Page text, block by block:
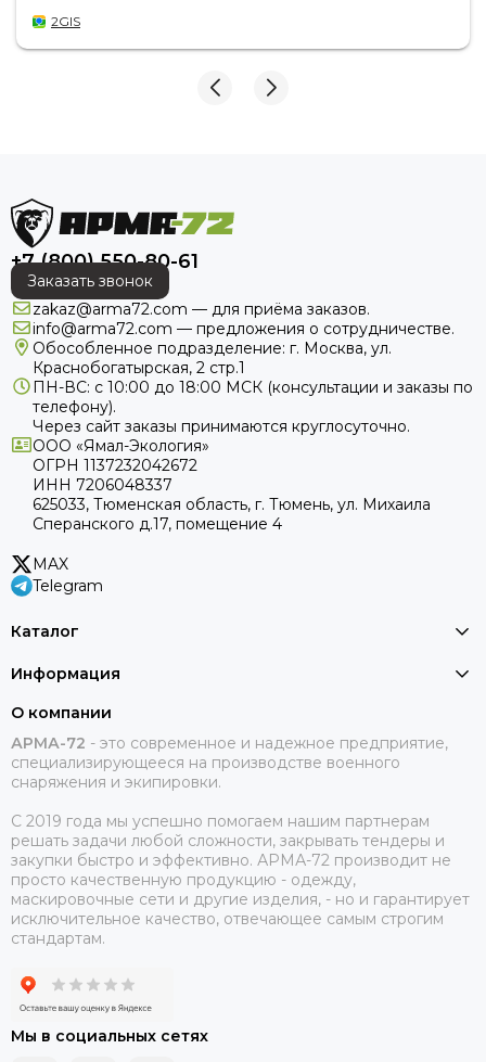
2GIS
+7 (800) 550-80-61
Заказать звонок
zakaz@arma72.com — для приёма заказов.
info@arma72.com — предложения о сотрудничестве.
Обособленное подразделение: г. Москва, ул.
Краснобогатырская, 2 стр.1
ПН-ВС: с 10:00 до 18:00 МСК (консультации и заказы по
телефону).
Через сайт заказы принимаются круглосуточно.
ООО «Ямал-Экология»
ОГРН 1137232042672
ИНН 7206048337
625033, Тюменская область, г. Тюмень, ул. Михаила
Сперанского д.17, помещение 4
MAX
Telegram
Каталог
Информация
О компании
АРМА-72 - это современное и надежное предприятие,
специализирующееся на производстве военного
снаряжения и экипировки.
С 2019 года мы успешно помогаем нашим партнерам
решать задачи любой сложности, закрывать тендеры и
закупки быстро и эффективно. АРМА-72 производит не
просто качественную продукцию - одежду,
маскировочные сети и другие изделия, - но и гарантирует
исключительное качество, отвечающее самым строгим
стандартам.
Мы в социальных сетях